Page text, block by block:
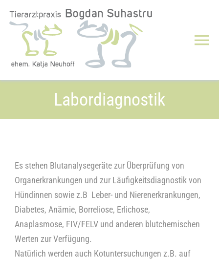
Inhalt
springen
Über uns
Downloads
Jobs
Kontakt
Labordiagnostik
Es stehen Blutanalysegeräte zur Überprüfung von
Organerkrankungen und zur Läufigkeitsdiagnostik von
Hündinnen sowie z.B Leber- und Nierenerkrankungen,
Diabetes, Anämie, Borreliose, Erlichose,
Anaplasmose, FIV/FELV und anderen blutchemischen
Werten zur Verfügung.
Natürlich werden auch Kotuntersuchungen z.B. auf